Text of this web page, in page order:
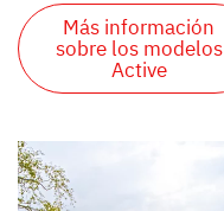
Más información
sobre los modelos
Active